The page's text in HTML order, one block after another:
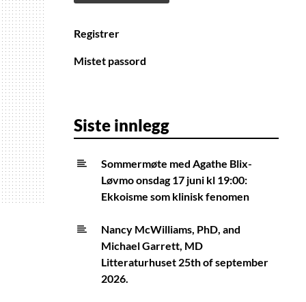
Registrer
Mistet passord
Siste innlegg
Sommermøte med Agathe Blix-
Løvmo onsdag 17 juni kl 19:00:
Ekkoisme som klinisk fenomen
Nancy McWilliams, PhD, and
Michael Garrett, MD
Litteraturhuset 25th of september
2026.